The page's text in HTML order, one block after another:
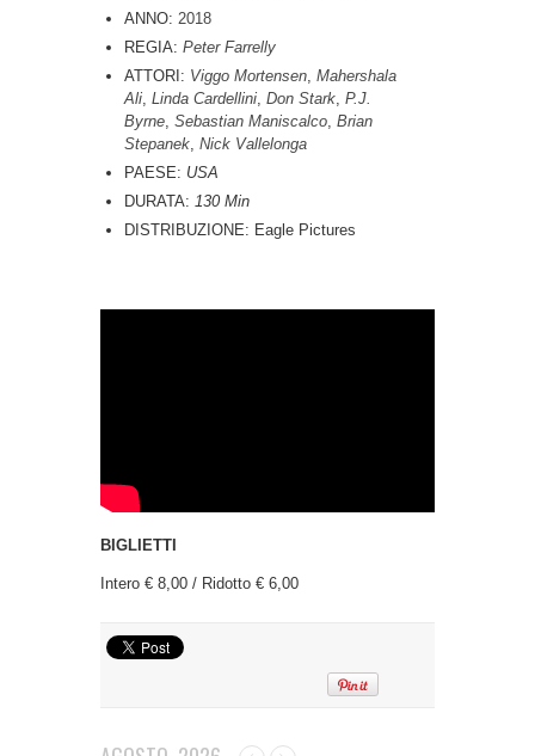
ANNO: 2018
REGIA: Peter Farrelly
ATTORI: Viggo Mortensen Mahershala
Ali Linda Cardellini Don Stark P.J.
Byrne Sebastian Maniscalco Brian
Stepanek Nick Vallelonga
PAESE: USA
DURATA: 130 Min
DISTRIBUZIONE: Eagle Pictures
BIGLIETTI
Intero € 8,00 / Ridotto € 6,00